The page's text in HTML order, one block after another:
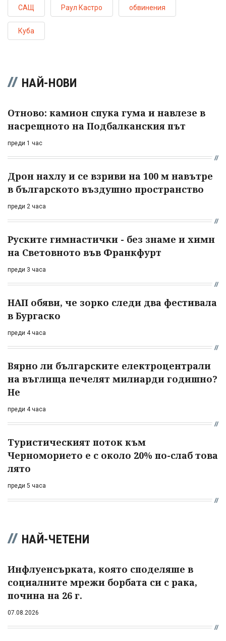
САЩ Раул Кастро обвинения
Куба
НАЙ-НОВИ
Отново: камион спука гума и навлезе в
насрещното на Подбалканския път
преди 1 час
Дрон нахлу и се взриви на 100 м навътре
в българското въздушно пространство
преди 2 часа
Руските гимнастички - без знаме и химн
на Световното във Франкфурт
преди 3 часа
НАП обяви, че зорко следи два фестивала
в Бургаско
преди 4 часа
Вярно ли българските електроцентрали
на въглища печелят милиарди годишно?
Не
преди 4 часа
Туристическият поток към
Черноморието е с около 20% по-слаб това
лято
преди 5 часа
НАЙ-ЧЕТЕНИ
Инфлуенсърката, която споделяше в
социалните мрежи борбата си с рака,
почина на 26 г.
07.08.2026